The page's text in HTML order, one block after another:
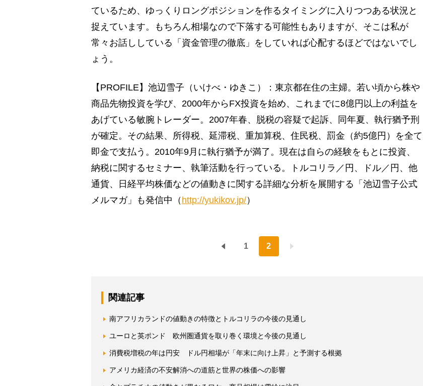
ているため、ゆっくりロングポジションを作るタイミングに入りつつある状況と
捉えています。もちろん相場なので下落する可能性もありますが、そこは私が
常々お話ししている「資金管理の徹底」をしていれば心配するほどではないでし
ょう。
【PROFILE】池辺雪子（いけべ・ゆきこ）：東京都在住の主婦。若い頃から株や
商品先物投資を学び、2000年からFX投資を始め、これまでに8億円以上の利益を
あげている敏腕トレーダー。2007年春、脱税の容疑で起訴、同年夏、執行猶予刑
が確定。その結果、所得税、延滞税、重加算税、住民税、罰金（約5億円）を全て
即金で支払う。2010年9月に執行猶予が満了。現在は自らの経験をもとに投資、
納税に関するセミナー、執筆活動を行っている。トルコリラ／円、ドル／円、他
通貨、日経平均株価などの値動きに関する詳細な分析を展開する「池辺雪子公式
メルマガ」も発信中（ http://yukikov.jp/）
1 2
関連記事
南アフリカランドの値動きの特徴とトルコリラの今後の見通し
ユーロと英ポンド 欧州圏通貨を取り巻く環境と今後の見通し
消費税増税の年は円安 ドル円相場が「年末に向け上昇」と予測する根拠
アメリカ経済の不安解消への道筋と世界の株価への影響